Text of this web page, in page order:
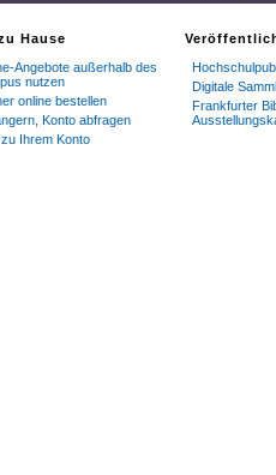
Hause
Angebote außerhalb des
nutzen
online bestellen
Konto abfragen
Ihrem Konto
Digitale
Frankfurter